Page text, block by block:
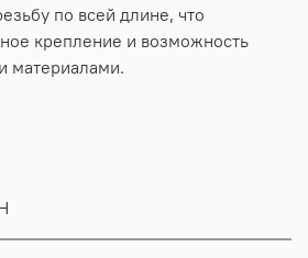
по всей длине, что
крепление и возможность
материалами.